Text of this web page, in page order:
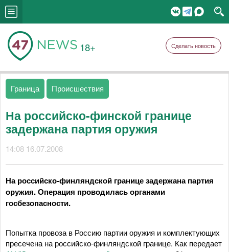
18+ Сделать новость
Граница Происшествия
На российско-финской границе
задержана партия оружия
14:08 16.07.2008
На российско-финляндской границе задержана партия
оружия. Операция проводилась органами
госбезопасности.
Попытка провоза в Россию партии оружия и комплектующих
пресечена на российско-финляндской границе. Как передает